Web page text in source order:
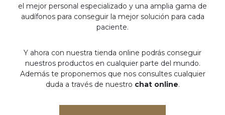
el mejor personal especializado y una amplia gama de
audífonos para conseguir la mejor solución para cada
paciente.
Y ahora con nuestra tienda online podrás conseguir
nuestros productos en cualquier parte del mundo.
Además te proponemos que nos consultes cualquier
duda a través de nuestro chat online.